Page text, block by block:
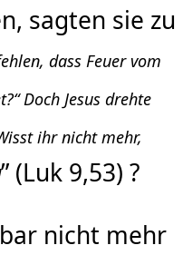
sagten sie zu
dass Feuer vom
Doch Jesus drehte
ihr nicht mehr,
” (Luk 9,53) ?
nicht mehr